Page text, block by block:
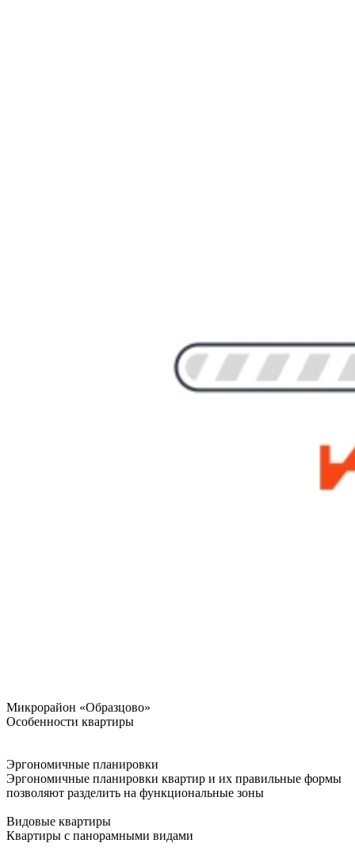
Микрорайон «Образцово»
Особенности квартиры
Эргономичные планировки
Эргономичные планировки квартир и их правильные формы
позволяют разделить на функциональные зоны
Видовые квартиры
Квартиры с панорамными видами